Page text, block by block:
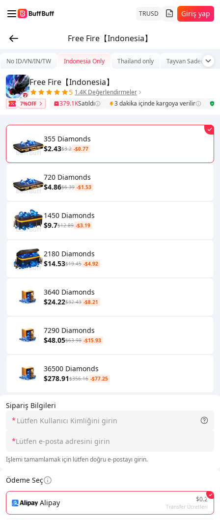
TRUSD Giriş yap
Free Fire【Indonesia】
Sipariş Bilgileri
*
*
İşlemi tamamlamak için lütfen doğru e-postayı girin.
Ödeme Seç
Alipay $0.2
Transfer Ücretleri
No ID/VN/IN/TW Indonesia Only Thailand only Tayvan Sadece
Free Fire【Indonesia】
5 1.4K Değerlendirmeler
7%OFF 379.1KSatıldı 3 dakika içinde kargoya verilir
355 Diamonds
$2.43$3.2 -$0.77
720 Diamonds
$4.86$6.39 -$1.53
1450 Diamonds
$9.7$12.89 -$3.19
2180 Diamonds
$14.53$19.45 -$4.92
3640 Diamonds
$24.22$32.43 -$8.21
7290 Diamonds
$48.05$63.98 -$15.93
36500 Diamonds
$278.91$356.16 -$77.25